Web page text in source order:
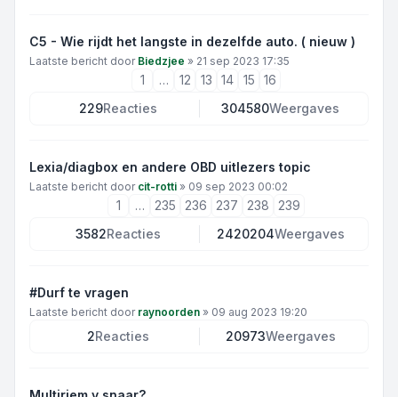
C5 - Wie rijdt het langste in dezelfde auto. ( nieuw )
Laatste bericht door Biedzjee » 21 sep 2023 17:35
1 … 12 13 14 15
16
229Reacties 304580Weergaves
Lexia/diagbox en andere OBD uitlezers topic
Laatste bericht door cit-rotti » 09 sep 2023 00:02
1 … 235 236 237 238
239
3582Reacties 2420204Weergaves
#Durf te vragen
Laatste bericht door raynoorden » 09 aug 2023 19:20
2Reacties 20973Weergaves